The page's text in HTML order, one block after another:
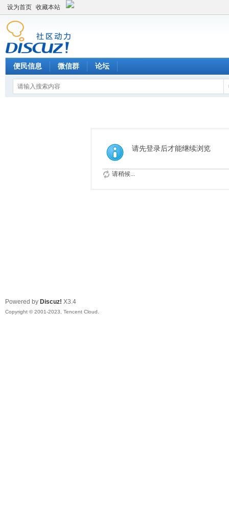
设为首页 收藏本站
便民信息 微信群 论坛
请先登录后才能继续浏览
请稍候...
Powered by Discuz! X3.4
Copyright © 2001-2023, Tencent Cloud.